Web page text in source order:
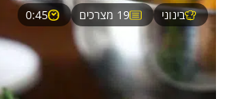
בינוני 19 מצרכים 0:45